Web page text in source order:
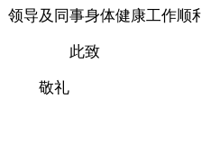
领导及同事身体健康工作顺
此致
敬礼